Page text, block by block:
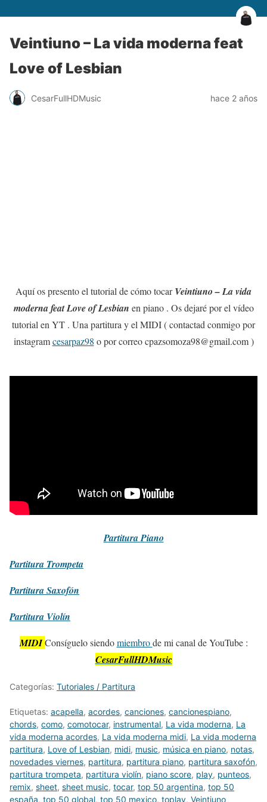
Veintiuno – La vida moderna feat
Love of Lesbian
CesarFullHDMusic hace 2 años
Aquí os presento el tutorial de cómo tocarVeintiuno – La vida
moderna feat Love of Lesbian en piano . Os dejaré por el vídeo
tutorial en YT . Una partitura y el MIDI ( contactad conmigo por
instagramcesarpaz98 o por correo cpazsomoza98@gmail.com )
PartituraPiano
Partitura Trompeta
PartituraSaxofón
Partitura Violín
MIDI Consíguelo siendomiembrode mi canal de YouTube :
CesarFullHDMusic
Categorías: Tutoriales / Partitura
Etiquetas: acapella, acordes, canciones, cancionespiano,
chords, como, comotocar, instrumental, La vida moderna, La
vida moderna acordes, La vida moderna midi, La vida moderna
partitura, Love of Lesbian, midi, music, música en piano, notas,
novedades viernes, partitura, partitura piano, partitura saxofón,
partitura trompeta, partitura violín, piano score, play, punteos,
remix, sheet, sheet music, tocar, top 50 argentina, top 50
españa, top 50 global, top 50 mexico, toplay, Veintiuno